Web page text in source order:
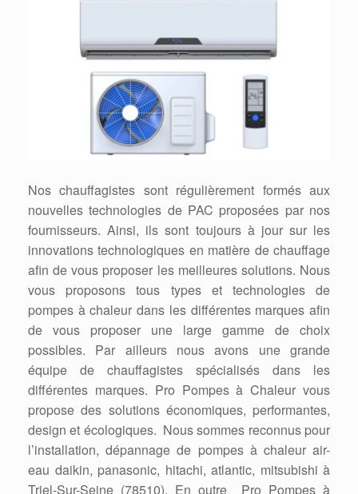
Nos chauffagistes sont régulièrement formés aux
nouvelles technologies de PAC proposées par nos
fournisseurs. Ainsi, ils sont toujours à jour sur les
innovations technologiques en matière de chauffage
afin de vous proposer les meilleures solutions. Nous
vous proposons tous types et technologies de
pompes à chaleur dans les différentes marques afin
de vous proposer une large gamme de choix
possibles. Par ailleurs nous avons une grande
équipe de chauffagistes spécialisés dans les
différentes marques. Pro Pompes à Chaleur vous
propose des solutions économiques, performantes,
design et écologiques. Nous sommes reconnus pour
l’installation, dépannage de pompes à chaleur air-
eau daikin, panasonic, hitachi, atlantic, mitsubishi à
Triel-Sur-Seine (78510). En outre Pro Pompes à